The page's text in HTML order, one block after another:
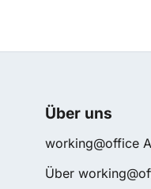
Über uns
working@office
Über